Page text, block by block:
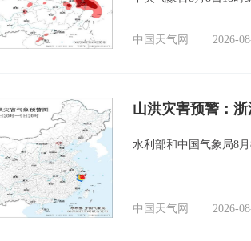
中国天气网 2026-
山洪灾害预警：
水利部和中国气象局8
中国天气网 2026-